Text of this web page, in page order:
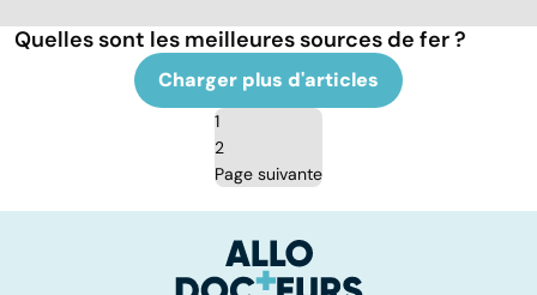
Quelles sont les meilleures sources de fer ?
Charger plus d'articles
1
2
Page suivante